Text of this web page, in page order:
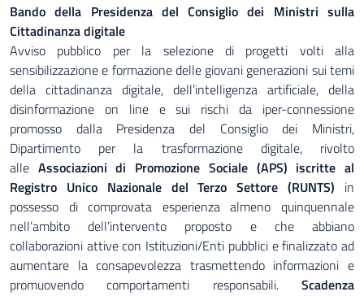
Bando della Presidenza del Consiglio dei Ministri sulla
Cittadinanza digitale
Avviso pubblico per la selezione di progetti volti alla
sensibilizzazione e formazione delle giovani generazioni sui temi
della cittadinanza digitale, dell’intelligenza artificiale, della
disinformazione on line e sui rischi da iper-connessione
promosso dalla Presidenza del Consiglio dei Ministri,
Dipartimento per la trasformazione digitale, rivolto
alle Associazioni di Promozione Sociale (APS) iscritte al
Registro Unico Nazionale del Terzo Settore (RUNTS) in
possesso di comprovata esperienza almeno quinquennale
nell’ambito dell’intervento proposto e che abbiano
collaborazioni attive con Istituzioni/Enti pubblici e finalizzato ad
aumentare la consapevolezza trasmettendo informazioni e
promuovendo comportamenti responsabili. Scadenza